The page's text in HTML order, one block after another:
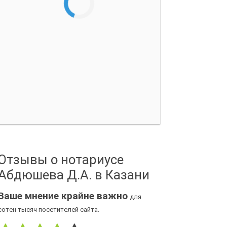
о нотариусе
Д.А. в Казани
мнение крайне важно для
тысяч посетителей сайта.